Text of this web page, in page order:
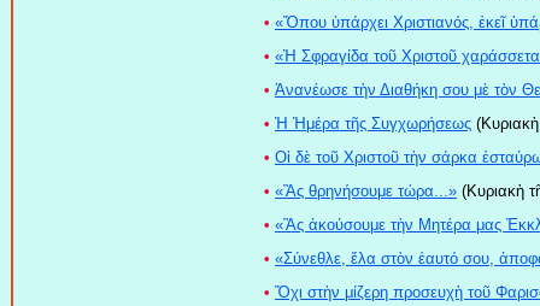
• «Ὅπου ὑπάρχει Χριστιανός, ἐκεῖ
• «Ἡ Σφραγίδα τοῦ Χριστοῦ
• Ἀνανέωσε τὴν Διαθήκη σου μὲ τὸν
• Ἡ Ἡμέρα τῆς Συγχωρήσεως
• Οἱ δὲ τοῦ Χριστοῦ τὴν σάρκα
• «Ἂς θρηνήσουμε τώρα...» (Κυριακὴ
• «Ἂς ἀκούσουμε τὴν Μητέρα μας
• «Σύνεθλε, ἔλα στὸν ἑαυτό σου,
• Ὄχι στὴν μίζερη προσευχὴ τοῦ